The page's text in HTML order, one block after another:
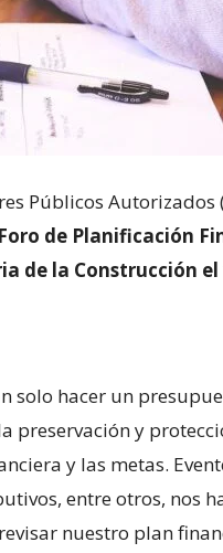
Públicos Autorizados
de Planificación
de la Construcción el
solo hacer un
preservación y
y las metas.
entre otros, nos
nuestro plan